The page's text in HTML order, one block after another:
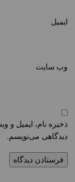
ایمیل
وب‌ سایت
ذخیره نام، ایمیل و
دیدگاهی می‌نویسم.